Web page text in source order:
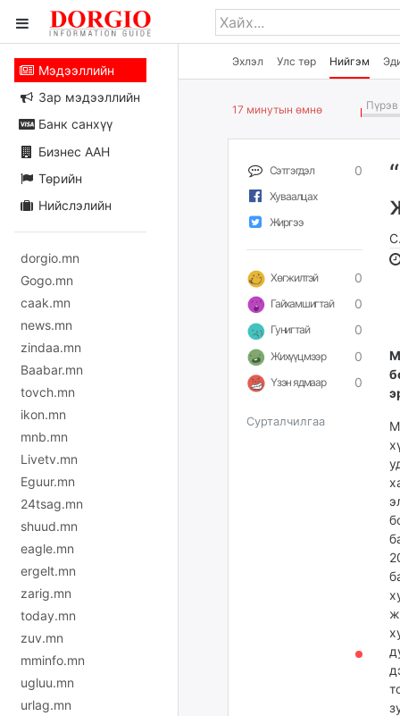
Эхлэл Улс төр Нийгэм
Мэдээллийн
Зар мэдээллийн
Банк санхүү
Бизнес ААН
Төрийн
Нийслэлийн
dorgio.mn
Gogo.mn
caak.mn
news.mn
zindaa.mn
Baabar.mn
tovch.mn
ikon.mn
mnb.mn
Livetv.mn
Eguur.mn
24tsag.mn
shuud.mn
eagle.mn
ergelt.mn
zarig.mn
today.mn
zuv.mn
mminfo.mn
ugluu.mn
urlag.mn
17 минутын өмнө Пүрэв
Сэтгэгдэл 0
Хуваалцах
Жиргээ
Хөгжилтэй 0
Гайхамшигтай 0
Гунигтай 0
Жихүүцмээр 0
Үзэн ядмаар 0
Сурталчилгаа